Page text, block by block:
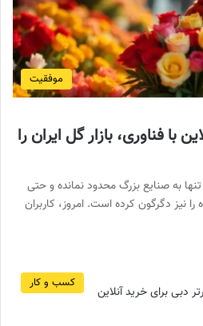
موفقیت
با فناوری، بازار گل ایران را
به صنایع بزرگ محدود نمانده و حتی
نیز دگرگون کرده است. امروز، کاربران
کسب و کار